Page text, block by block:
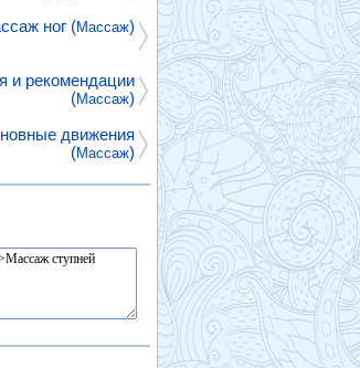
ног (Массаж)
и рекомендации
(Массаж)
движения
(Массаж)